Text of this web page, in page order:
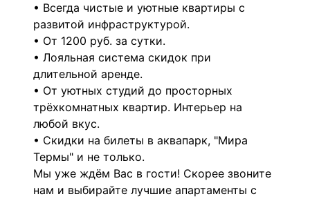
• Всегда чистые и уютные квартиры с
развитой инфраструктурой.
• От 1200 руб. за сутки.
• Лояльная система скидок при
длительной аренде.
• От уютных студий до просторных
трёхкомнатных квартир. Интерьер на
любой вкус.
• Скидки на билеты в аквапарк, "Мира
Термы" и не только.
Мы уже ждём Вас в гости! Скорее звоните
нам и выбирайте лучшие апартаменты с